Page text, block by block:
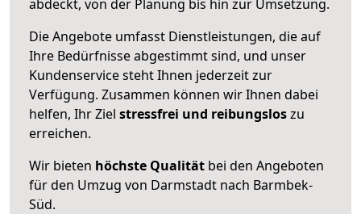
abdeckt, von der Planung bis hin zur Umsetzung.
Die Angebote umfasst Dienstleistungen, die auf
Ihre Bedürfnisse abgestimmt sind, und unser
Kundenservice steht Ihnen jederzeit zur
Verfügung. Zusammen können wir Ihnen dabei
helfen, Ihr Ziel stressfrei und reibungsloszu
erreichen.
Wir bieten höchste Qualität bei den Angeboten
für den Umzug von Darmstadt nach Barmbek-
Süd.